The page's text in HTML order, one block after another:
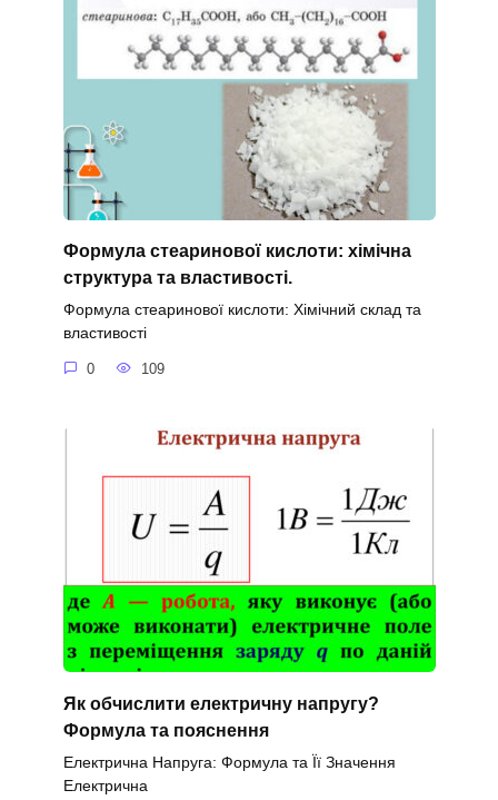
Формула стеаринової кислоти: хімічна
структура та властивості.
Формула стеаринової кислоти: Хімічний склад та
властивості
0 109
Як обчислити електричну напругу?
Формула та пояснення
Електрична Напруга: Формула та Її Значення
Електрична